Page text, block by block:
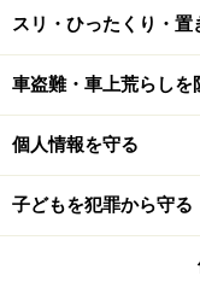
に早くから行って
「こちらは大丈夫
と、男に言われたの
「そうですか？ じ
と、バッグを取り席
スリ・ひったくり・置
車盗難・車上荒らしを
個人情報を守る
子どもを犯罪から守る